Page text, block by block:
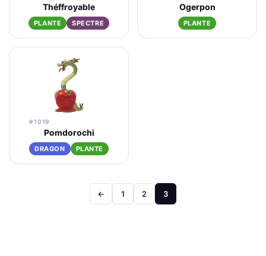
Théffroyable
PLANTE SPECTRE
Ogerpon
PLANTE
#1019
Pomdorochi
DRAGON PLANTE
Pagination
← 1 2 3